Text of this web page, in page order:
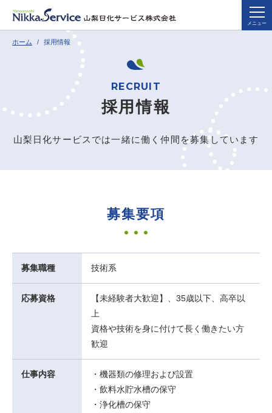
メニュー
ホーム 採用情報
採用情報
山梨日化サービスでは一緒に働く仲間を募集しています
募集要項
募集職種 技術系
応募資格
【未経験者大歓迎】、35歳以下、高卒以
上
資格や技術を身に付けて長く働きたい方
歓迎
仕事内容
・機器類の修理および設置
・飲料水貯水槽の保守
・浄化槽の保守